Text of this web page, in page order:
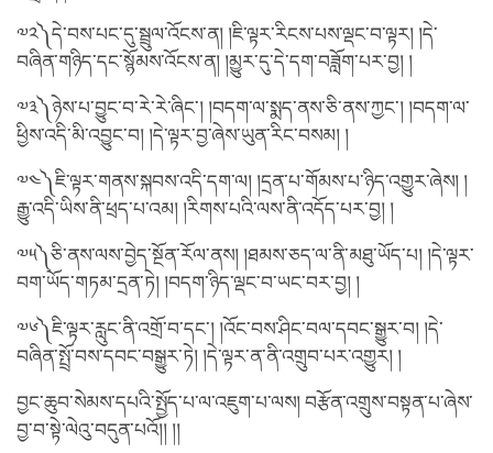
༧༢༽དེ་བས་པང་དུ་སྦྲུལ་འོངས་ན། །ཇི་ལྟར་རིངས་པས་ལྡང་བ་ལྟར། །དེ་
བཞིན་གཉིད་དང་སྙོམས་འོངས་ན། །མྱུར་དུ་དེ་དག་བཟློག་པར་བྱ། །
༧༣༽ཉེས་པ་བྱུང་བ་རེ་རེ་ཞིང་། །བདག་ལ་སྨད་ནས་ཅི་ནས་ཀྱང་། །བདག་ལ་
ཕྱིས་འདི་མི་འབྱུང་བ། །དེ་ལྟར་བྱ་ཞེས་ཡུན་རིང་བསམ། །
༧༤༽ཇི་ལྟར་གནས་སྐབས་འདི་དག་ལ། །དྲན་པ་གོམས་པ་ཉིད་འགྱུར་ཞེས། །
རྒྱུ་འདི་ཡིས་ནི་ཕྲད་པ་འམ། །རིགས་པའི་ལས་ནི་འདོད་པར་བྱ། །
༧༥༽ཅི་ནས་ལས་བྱེད་སྔོན་རོལ་ནས། །ཐམས་ཅད་ལ་ནི་མཐུ་ཡོད་པ། །དེ་ལྟར་
བག་ཡོད་གཏམ་དྲན་ཏེ། །བདག་ཉིད་ལྡང་བ་ཡང་བར་བྱ། །
༧༦༽ཇི་ལྟར་རླུང་ནི་འགྲོ་བ་དང་། །འོང་བས་ཤིང་བལ་དབང་སྒྱུར་བ། །དེ་
བཞིན་སྤྲོ་བས་དབང་བསྒྱུར་ཏེ། །དེ་ལྟར་ན་ནི་འགྲུབ་པར་འགྱུར། །
བྱང་ཆུབ་སེམས་དཔའི་སྤྱོད་པ་ལ་འཇུག་པ་ལས། བརྩོན་འགྲུས་བསྟན་པ་ཞེས་
བྱ་བ་སྟེ་ལེའུ་བདུན་པའོ།། །།